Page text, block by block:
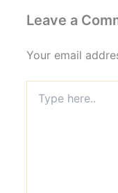
Leave a
Your email
here..